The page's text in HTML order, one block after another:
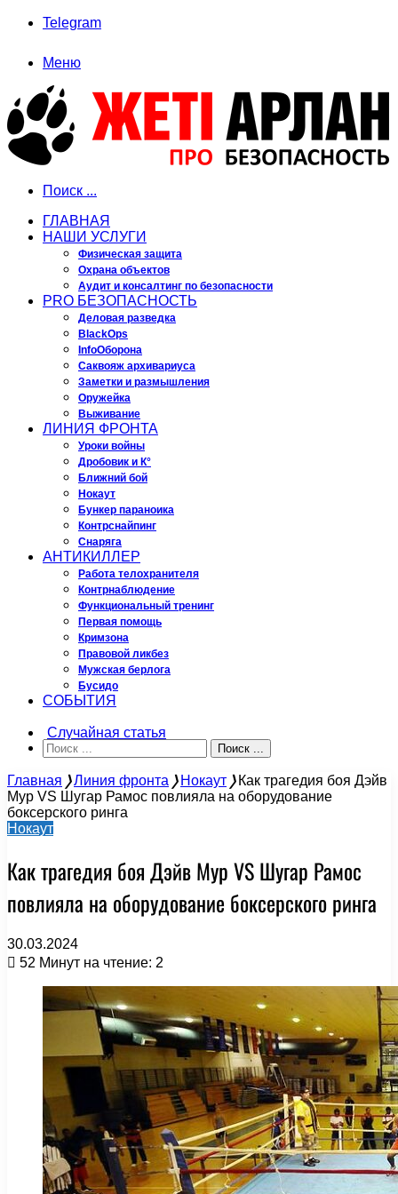
Telegram
Меню
Поиск ...
ГЛАВНАЯ
НАШИ УСЛУГИ
Физическая защита
Охрана объектов
Аудит и консалтинг по безопасности
PRO БЕЗОПАСНОСТЬ
Деловая разведка
BlackOps
InfoОборона
Саквояж архивариуса
Заметки и размышления
Оружейка
Выживание
ЛИНИЯ ФРОНТА
Уроки войны
Дробовик и К°
Ближний бой
Нокаут
Бункер параноика
Контрснайпинг
Снаряга
АНТИКИЛЛЕР
Работа телохранителя
Контрнаблюдение
Функциональный тренинг
Первая помощь
Кримзона
Правовой ликбез
Мужская берлога
Бусидо
СОБЫТИЯ
Случайная статья
Поиск ...
Главная ❭Линия фронта ❭ Нокаут ❭ Как трагедия боя Дэйв
Мур VS Шугар Рамос повлияла на оборудование
боксерского ринга
Нокаут
Как трагедия боя Дэйв Мур VS Шугар Рамос
повлияла на оборудование боксерского ринга
30.03.2024
52 Минут на чтение: 2